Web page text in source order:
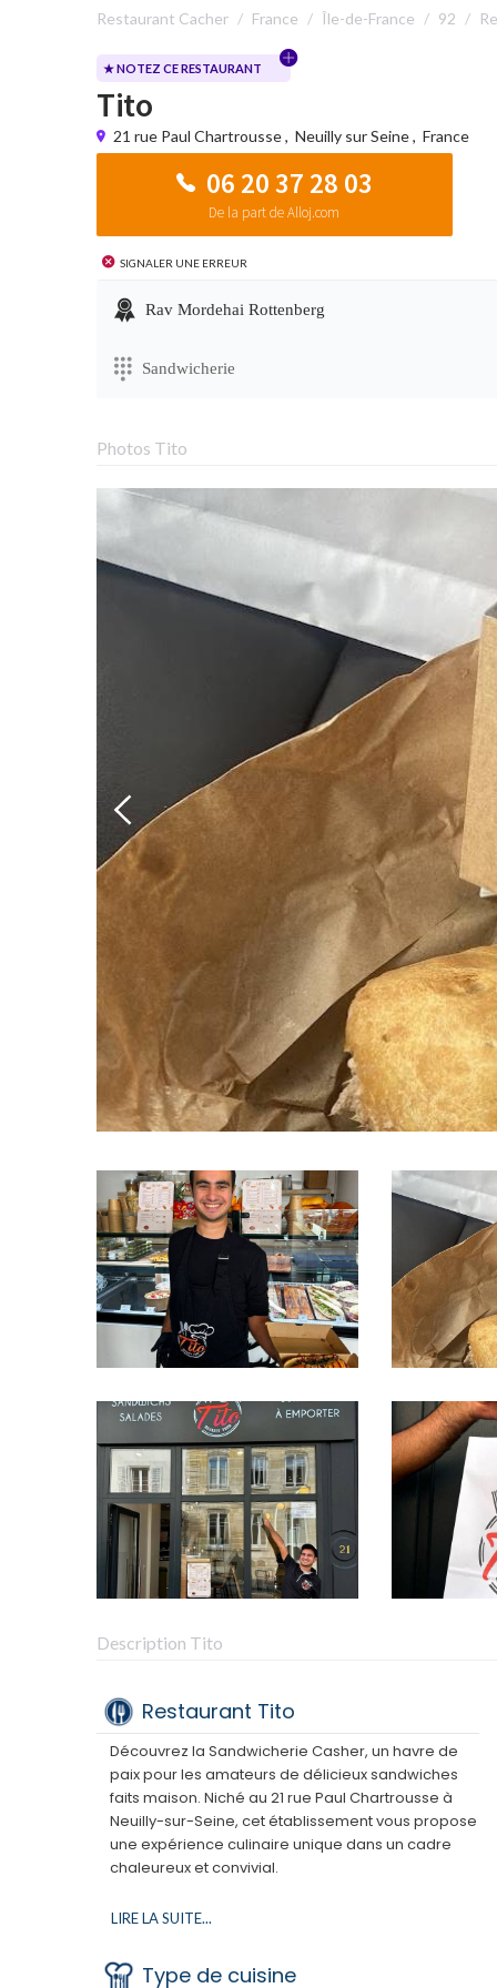
Restaurant Cacher France Île-de-France 92
★ NOTEZ CE RESTAURANT
Tito
21 rue Paul Chartrousse, Neuilly sur Seine, France
06 20 37 28 03
De la part de Alloj.com
Signaler une erreur
Rav Mordehai Rottenberg
Sandwicherie
Photos Tito
Description Tito
Restaurant Tito
Découvrez la Sandwicherie Casher, un havre de
paix pour les amateurs de délicieux sandwiches
faits maison. Niché au 21 rue Paul Chartrousse à
Neuilly-sur-Seine, cet établissement vous propose
une expérience culinaire unique dans un cadre
chaleureux et convivial.
Ici, tout est fait maison avec amour et dans le
chaque matin à l'ancienne, nos garnitures
LIRE LA SUITE...
Type de cuisine